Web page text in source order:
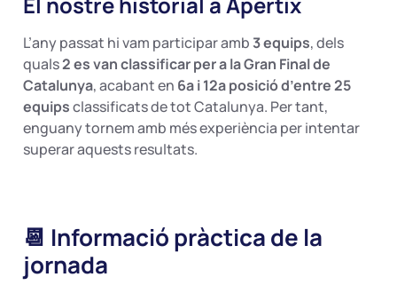
L’any passat hi vam participar amb3 equips, dels
quals2 es van classificar per a la Gran Final de
Catalunya, acabant en 6a i 12a posició d’entre 25
equipsclassificats de tot Catalunya. Per tant,
enguany tornem amb més experiència per intentar
superar aquests resultats.
📆 Informació pràctica de la
jornada